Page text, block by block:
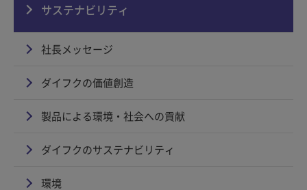
サステナビリティ
社長メッセージ
ダイフクの価値創造
製品による環境・社会への貢献
ダイフクのサステナビリティ
環境